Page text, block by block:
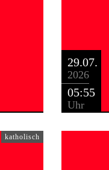
29.07.
2026
05:55
Uhr
katholisch